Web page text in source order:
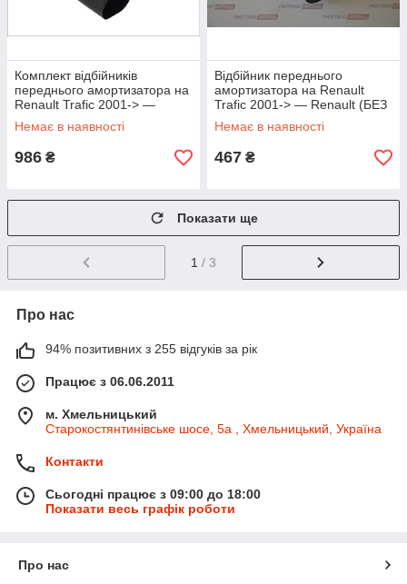
Комплект відбійників
переднього амортизатора на
Renault Trafic 2001-> —
Kayaba (Японія) - KYB910039
Немає в наявності
986 ₴
Відбійник переднього
амортизатора на Renault
Trafic 2001-> — Renault (БЕЗ
УПАКОВКИ) - 8200010491J
Немає в наявності
467 ₴
Показати ще
1 / 3
Про нас
94% позитивних з 255 відгуків за рік
Працює з 06.06.2011
м. Хмельницький
Старокостянтинівське шосе, 5а , Хмельницький, Україна
Контакти
Сьогодні працює з 09:00 до 18:00
Показати весь графік роботи
Про нас